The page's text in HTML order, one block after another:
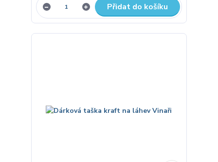
Přidat do košíku